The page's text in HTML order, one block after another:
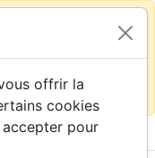
le site France close
Suisse
shopping_cart
offrir la
cookies
accepter pour